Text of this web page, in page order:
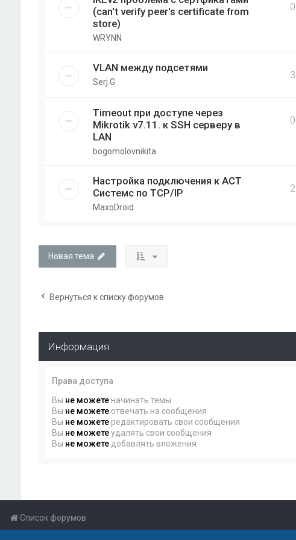
(can't verify peer's certificate from
store)
WRYNN
0
VLAN между подсетями
Serj.G
3
Timeout при доступе через
Mikrotik v7.11. к SSH серверу в
LAN
bogomolovnikita
0
Настройка подключения к АСТ
Системс по TCP/IP
MaxoDroid
2
Новая тема
Вернуться к списку форумов
Информация
Права доступа
Вы не можетеначинать темы
Вы не можетеотвечать на сообщения
Вы не можетередактировать свои сообщения
Вы не можетеудалять свои сообщения
Вы не можетедобавлять вложения
Список форумов